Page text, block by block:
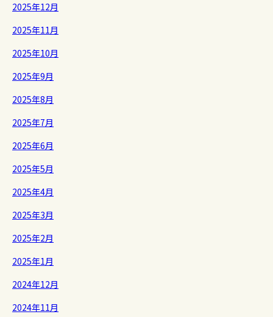
2025年12月
2025年11月
2025年10月
2025年9月
2025年8月
2025年7月
2025年6月
2025年5月
2025年4月
2025年3月
2025年2月
2025年1月
2024年12月
2024年11月